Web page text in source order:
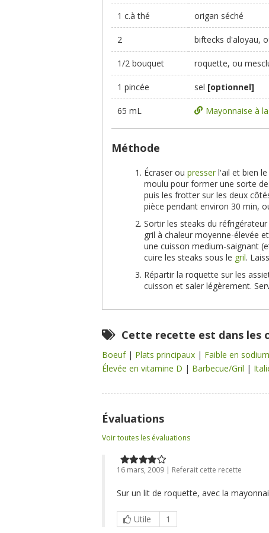
1 c.à thé origan séché
2 biftecks d'aloyau,
1/2 bouquet roquette, ou
1 pincée sel [optionnel]
65 mL Mayonnaise à
Méthode
Écraser ou presser l'ail et bien
moulu pour former une sorte
puis les frotter sur les deux
pièce pendant environ 30 min,
Sortir les steaks du
gril à chaleur moyenne-élevée
une cuisson medium-saignant
cuire les steaks sous le gril.
Répartir la roquette sur les
cuisson et saler légèrement.
Cette recette est dans les
Boeuf | Plats principaux | Faible en sodium
Élevée en vitamine D | Barbecue/Gril |
Évaluations
Voir toutes les évaluations
16 mars, 2009 | Referait cette recette
Sur un lit de roquette, avec la
Utile 1